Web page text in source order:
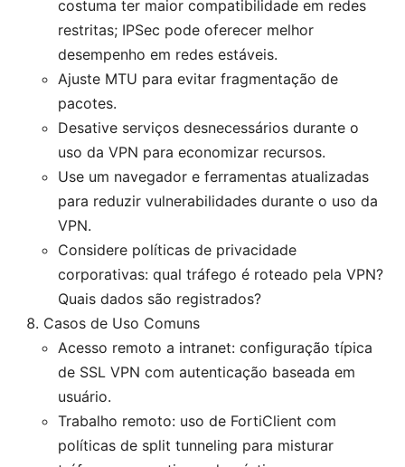
costuma ter maior compatibilidade em redes
restritas; IPSec pode oferecer melhor
desempenho em redes estáveis.
Ajuste MTU para evitar fragmentação de
pacotes.
Desative serviços desnecessários durante o
uso da VPN para economizar recursos.
Use um navegador e ferramentas atualizadas
para reduzir vulnerabilidades durante o uso da
VPN.
Considere políticas de privacidade
corporativas: qual tráfego é roteado pela VPN?
Quais dados são registrados?
Casos de Uso Comuns
Acesso remoto a intranet: configuração típica
de SSL VPN com autenticação baseada em
usuário.
Trabalho remoto: uso de FortiClient com
políticas de split tunneling para misturar